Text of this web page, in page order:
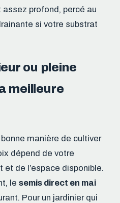
profond, percé au
si votre substrat
ou pleine
meilleure
manière de cultiver
dépend de votre
de l’espace disponible.
le semis direct en mai
Pour un jardinier qui